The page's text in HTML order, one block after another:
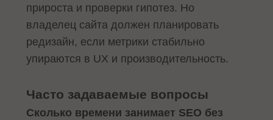
прироста и проверки гипотез. Но
владелец сайта должен планировать
редизайн, если метрики стабильно
упираются в UX и производительность.
Часто задаваемые вопросы
Сколько времени занимает SEO без